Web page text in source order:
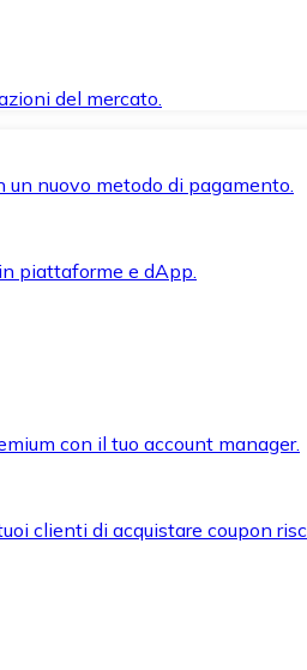
del mercato.
nuovo metodo di pagamento.
piattaforme e dApp.
con il tuo account manager.
clienti di acquistare coupon